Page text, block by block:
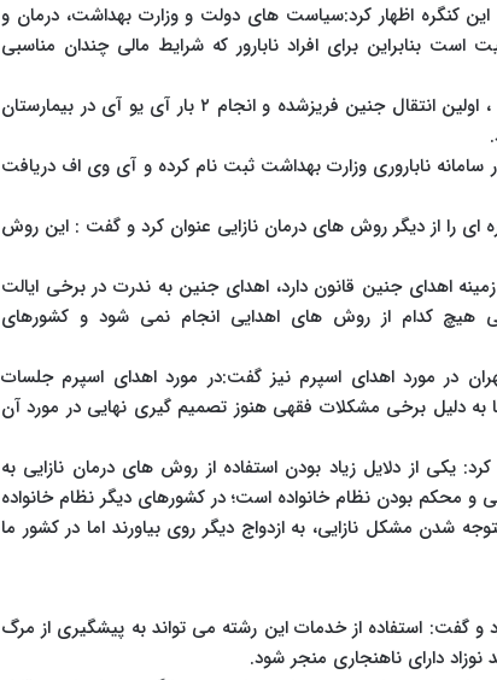
کنگره اظهار کرد:سیاست های دولت و وزارت بهداشت، درمان و
بنابراین برای افراد نابارور که شرایط مالی چندان مناسبی
وی ادامه داد: بر این اساس اولین درمان آی وی اف ، اولین انتقال جنین فریزشده و انجام ۲ بار آی یو آی در بیمارستان
نفر در سراسر کشور در سامانه ناباروری وزارت بهداشت ثبت نام کرده و آی وی اف دریافت
ای را از دیگر روش های درمان نازایی عنوان کرد و گفت : این روش
اهدای جنین قانون دارد، اهدای جنین به ندرت در برخی ایالت
هیچ کدام از روش های اهدایی انجام نمی شود و کشورهای
در مورد اهدای اسپرم نیز گفت:در مورد اهدای اسپرم جلسات
به دلیل برخی مشکلات فقهی هنوز تصمیم گیری نهایی در مورد آن
یکی از دلایل زیاد بودن استفاده از روش های درمان نازایی به
و محکم بودن نظام خانواده است؛ در کشورهای دیگر نظام خانواده
شدن مشکل نازایی، به ازدواج دیگر روی بیاورند اما در کشور ما
و گفت: استفاده از خدمات این رشته می تواند به پیشگیری از مرگ
دارای ناهنجاری منجر شود.